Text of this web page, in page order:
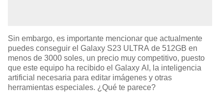
Sin embargo, es importante mencionar que actualmente
puedes conseguir el Galaxy S23 ULTRA de 512GB en
menos de 3000 soles, un precio muy competitivo, puesto
que este equipo ha recibido el Galaxy AI, la inteligencia
artificial necesaria para editar imágenes y otras
herramientas especiales. ¿Qué te parece?